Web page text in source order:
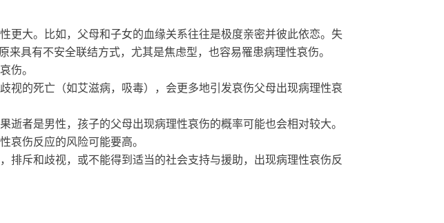
更大。比如，父母和子女的血缘关系往往是极度亲密并彼此依恋。失
具有不安全联结方式，尤其是焦虑型，也容易罹患病理性哀伤。
伤。
视的死亡（如艾滋病，吸毒），会更多地引发哀伤父母出现病理性哀
者是男性，孩子的父母出现病理性哀伤的概率可能也会相对较大。
哀伤反应的风险可能要高。
排斥和歧视，或不能得到适当的社会支持与援助，出现病理性哀伤反